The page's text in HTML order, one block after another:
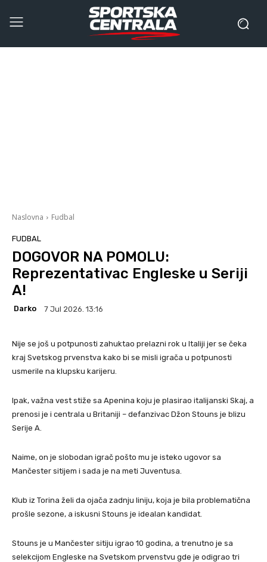
Naslovna Fudbal
FUDBAL
DOGOVOR NA POMOLU:
Reprezentativac Engleske u Seriji
A!
Darko 7 Jul 2026. 13:16
Nije se još u potpunosti zahuktao prelazni rok u Italiji jer se čeka
kraj Svetskog prvenstva kako bi se misli igrača u potpunosti
usmerile na klupsku karijeru.
Ipak, važna vest stiže sa Apenina koju je plasirao italijanski Skaj, a
prenosi je i centrala u Britaniji – defanzivac Džon Stouns je blizu
Serije A.
Naime, on je slobodan igrač pošto mu je isteko ugovor sa
Mančester sitijem i sada je na meti Juventusa.
Klub iz Torina želi da ojača zadnju liniju, koja je bila problematična
prošle sezone, a iskusni Stouns je idealan kandidat.
Stouns je u Mančester sitiju igrao 10 godina, a trenutno je sa
selekcijom Engleske na Svetskom prvenstvu gde je odigrao tri